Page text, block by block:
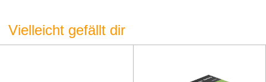
Vielleicht gefällt dir